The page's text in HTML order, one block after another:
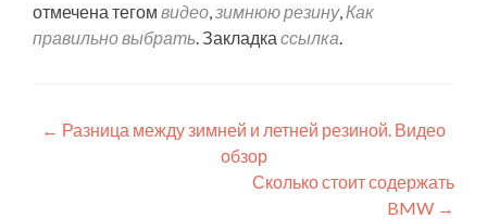
отмечена тегом видео,зимнюю резину,Как
правильно выбрать. Закладка ссылка.
Навигация
← Разница между зимней и летней резиной. Видео
обзор
Сколько стоит содержать
BMW →